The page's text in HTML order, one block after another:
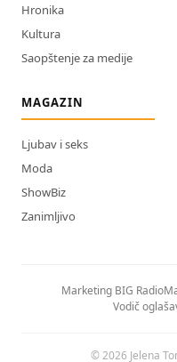
Hronika
Kultura
Saopštenje za medije
MAGAZIN
Ljubav i seks
Moda
ShowBiz
Zanimljivo
Marketing BIG Radio
Vodič
© 2026 Jelena